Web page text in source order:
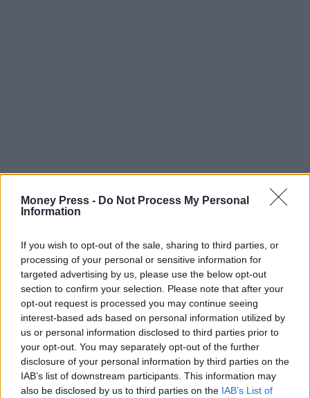
Money Press - Do Not Process My Personal
Information
If you wish to opt-out of the sale, sharing to third parties, or
processing of your personal or sensitive information for
targeted advertising by us, please use the below opt-out
section to confirm your selection. Please note that after your
opt-out request is processed you may continue seeing
interest-based ads based on personal information utilized by
us or personal information disclosed to third parties prior to
your opt-out. You may separately opt-out of the further
disclosure of your personal information by third parties on the
IAB’s list of downstream participants. This information may
also be disclosed by us to third parties on the IAB’s List of